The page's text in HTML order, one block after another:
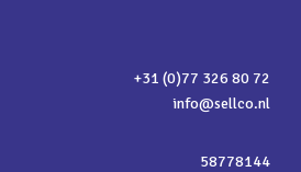
+31 (0)77 326 80 72
info@sellco.nl
58778144